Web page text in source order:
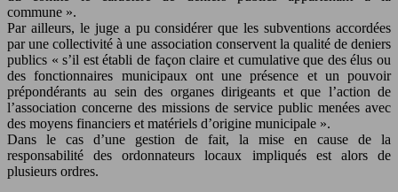
commune ».
Par ailleurs, le juge a pu considérer que les subventions accordées
par une collectivité à une association conservent la qualité de deniers
publics « s’il est établi de façon claire et cumulative que des élus ou
des fonctionnaires municipaux ont une présence et un pouvoir
prépondérants au sein des organes dirigeants et que l’action de
l’association concerne des missions de service public menées avec
des moyens financiers et matériels d’origine municipale ».
Dans le cas d’une gestion de fait, la mise en cause de la
responsabilité des ordonnateurs locaux impliqués est alors de
plusieurs ordres.